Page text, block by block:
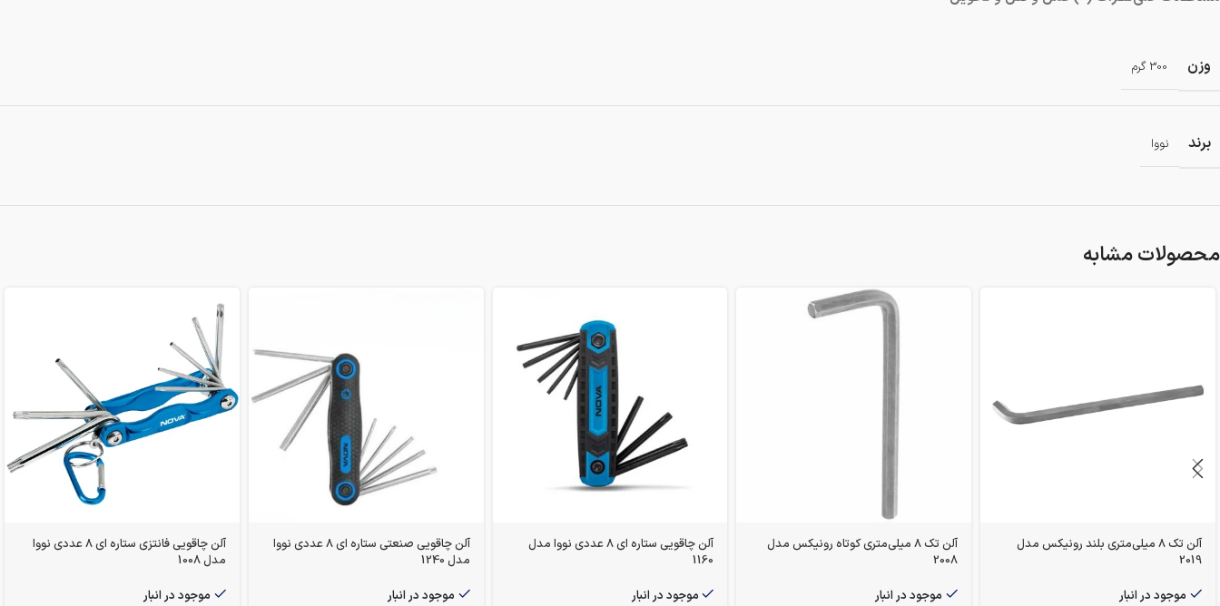
وزن 300 گرم
برند نووا
محصولات مشابه
آلن تک 8 میلی‌متری بلند رونیکس مدل
2019
موجود در انبار
آلن تک 8 میلی‌متری کوتاه رونیکس مدل
2008
موجود در انبار
آلن چاقویی ستاره ای 8 عددی نووا مدل
1160
موجود در انبار
آلن چاقویی صنعتی ستاره ای 8 عددی نووا
مدل 1240
موجود در انبار
آلن چاقویی فانتزی ستاره ای 8 عددی نووا
مدل 1008
موجود در انبار